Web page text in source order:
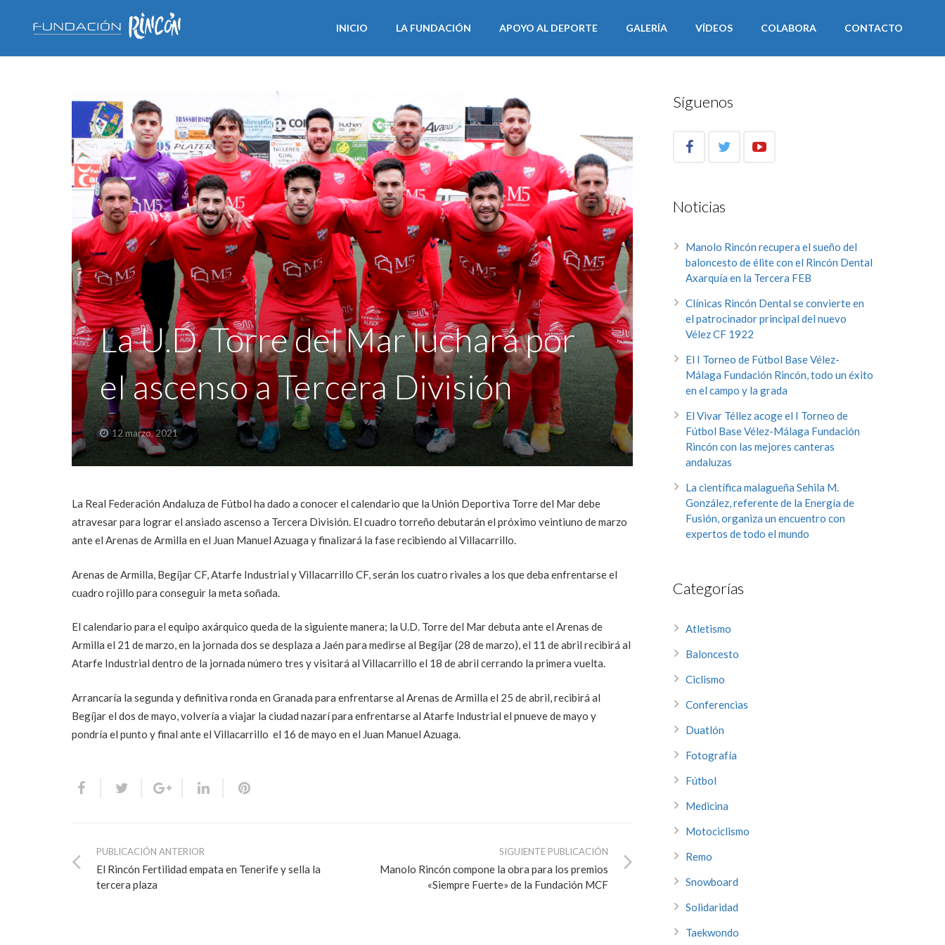
INICIO LA FUNDACIÓN APOYO AL DEPORTE GALERÍA VÍDEOS COLABORA CONTACTO
La U.D. Torre del Mar luchará por
el ascenso a Tercera División
12 marzo, 2021
La Real Federación Andaluza de Fútbol ha dado a conocer el calendario que la Unión Deportiva Torre del Mar debe
atravesar para lograr el ansiado ascenso a Tercera División. El cuadro torreño debutarán el próximo veintiuno de marzo
ante el Arenas de Armilla en el Juan Manuel Azuaga y finalizará la fase recibiendo al Villacarrillo.
Arenas de Armilla, Begíjar CF, Atarfe Industrial y Villacarrillo CF, serán los cuatro rivales a los que deba enfrentarse el
cuadro rojillo para conseguir la meta soñada.
El calendario para el equipo axárquico queda de la siguiente manera; la U.D. Torre del Mar debuta ante el Arenas de
Armilla el 21 de marzo, en la jornada dos se desplaza a Jaén para medirse al Begíjar (28 de marzo), el 11 de abril recibirá al
Atarfe Industrial dentro de la jornada número tres y visitará al Villacarrillo el 18 de abril cerrando la primera vuelta.
Arrancaría la segunda y definitiva ronda en Granada para enfrentarse al Arenas de Armilla el 25 de abril, recibirá al
Begíjar el dos de mayo, volvería a viajar la ciudad nazarí para enfrentarse al Atarfe Industrial el pnueve de mayo y
pondría el punto y final ante el Villacarrillo el 16 de mayo en el Juan Manuel Azuaga.
PUBLICACIÓN ANTERIOR
El Rincón Fertilidad empata en Tenerife y sella la
tercera plaza
SIGUIENTE PUBLICACIÓN
Manolo Rincón compone la obra para los premios
«Siempre Fuerte» de la Fundación MCF
Síguenos
Noticias
Manolo Rincón recupera el sueño del
baloncesto de élite con el Rincón Dental
Axarquía en la Tercera FEB
Clínicas Rincón Dental se convierte en
el patrocinador principal del nuevo
Vélez CF 1922
El I Torneo de Fútbol Base Vélez-
Málaga Fundación Rincón, todo un éxito
en el campo y la grada
El Vivar Téllez acoge el I Torneo de
Fútbol Base Vélez-Málaga Fundación
Rincón con las mejores canteras
andaluzas
La científica malagueña Sehila M.
González, referente de la Energía de
Fusión, organiza un encuentro con
expertos de todo el mundo
Categorías
Atletismo
Baloncesto
Ciclismo
Conferencias
Duatlón
Fotografía
Fútbol
Medicina
Motociclismo
Remo
Snowboard
Solidaridad
Taekwondo